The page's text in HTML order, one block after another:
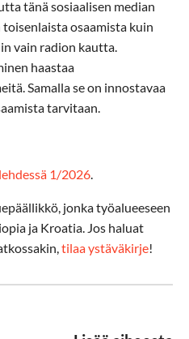
tänä sosiaalisen median
osaamista kuin
vain radion kautta.
haastaa
Samalla se on innostavaa
tarvitaan.
1/2026
jonka työalueeseen
ja Kroatia. Jos haluat
tilaa ystäväkirje!